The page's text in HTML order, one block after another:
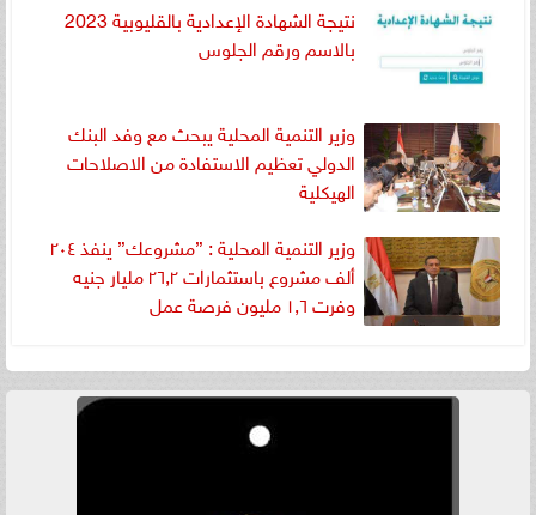
نتيجة الشهادة الإعدادية بالقليوبية 2023
بالاسم ورقم الجلوس
وزير التنمية المحلية يبحث مع وفد البنك
الدولي تعظيم الاستفادة من الاصلاحات
الهيكلية
وزير التنمية المحلية : ”مشروعك” ينفذ ٢٠٤
ألف مشروع باستثمارات ٢٦,٢ مليار جنيه
وفرت ١,٦ مليون فرصة عمل